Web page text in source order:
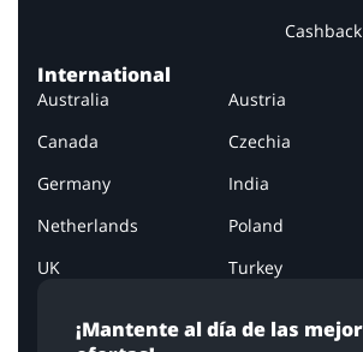
¡Mantente al día de las
International
Australia Austria
Canada
Czechia
Germany
India
Netherlands
Poland
UK
Turkey